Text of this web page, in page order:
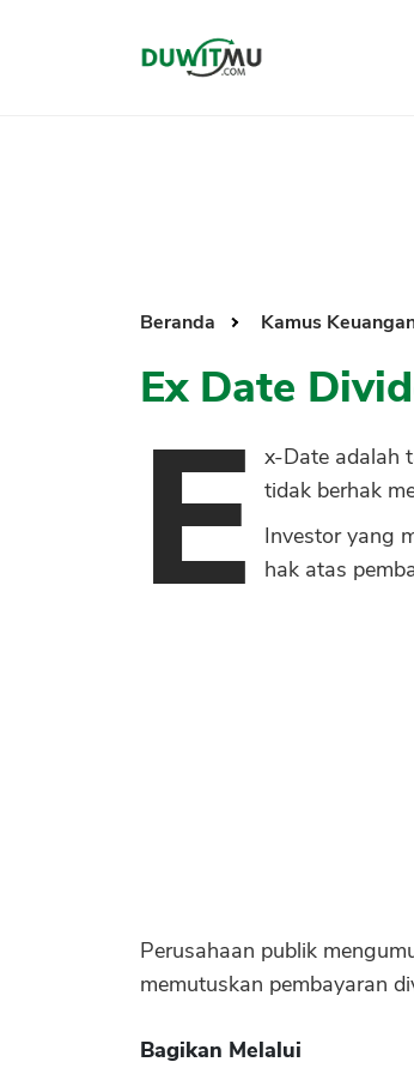
Beranda Kamus
Ex Date
E
x-Date adalah
tidak berhak
Investor yang
hak atas
Perusahaan publik
memutuskan pembayaran
Bagikan Melalui